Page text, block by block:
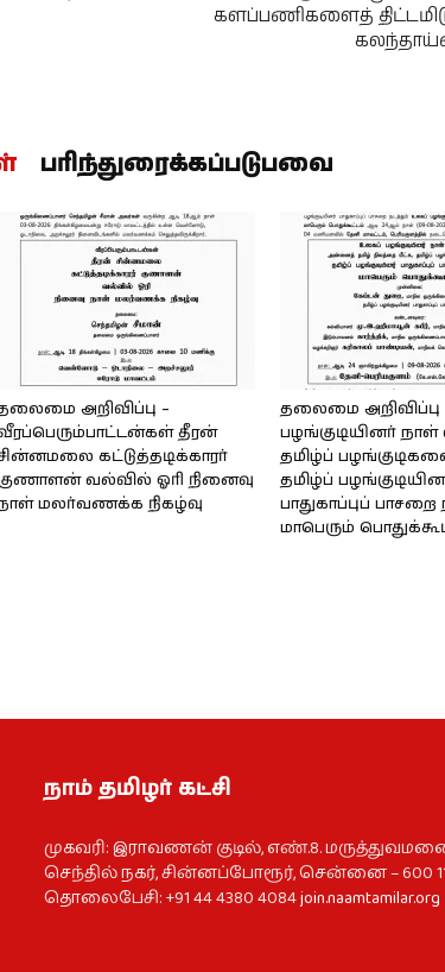
களப்பணிகளைத்
பரிந்துரைக்கப்படுபவை
அறிவிப்பு –
தீரன்
கட்டுத்தடிக்காரர்
வல்வில் ஓரி நினைவு
மலர்வணக்க நிகழ்வு
தலைமை அறிவிப்பு
பழங்குடியினர் நாள்
தமிழ்ப்
தமிழ்ப்
பாதுகாப்புப் பாசறை
மாபெரும்
நாம் தமிழர் கட்சி
முகவரி: இராவணன் குடில், எண்.8.
செந்தில் நகர், சின்னப்போரூர், சென்னை – 600
தொலைபேசி: +91 44 4380 4084join.naamtamilar.org